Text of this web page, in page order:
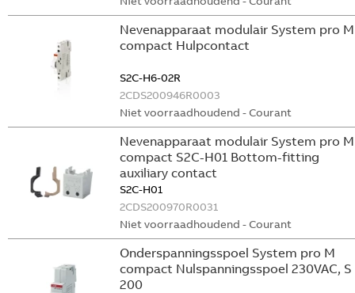
Nevenapparaat modulair System pro M
compact Hulpcontact
S2C-H6-02R
2CDS200946R0003
Niet voorraadhoudend - Courant
Nevenapparaat modulair System pro M
compact S2C-H01 Bottom-fitting
auxiliary contact
S2C-H01
2CDS200970R0031
Niet voorraadhoudend - Courant
Onderspanningsspoel System pro M
compact Nulspanningsspoel 230VAC, S
200